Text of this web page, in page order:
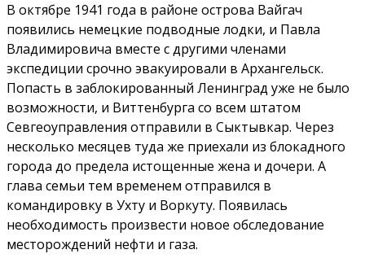
В октябре 1941 года в районе острова Вайгач
появились немецкие подводные лодки, и Павла
Владимировича вместе с другими членами
экспедиции срочно эвакуировали в Архангельск.
Попасть в заблокированный Ленинград уже не было
возможности, и Виттенбурга со всем штатом
Севгеоуправления отправили в Сыктывкар. Через
несколько месяцев туда же приехали из блокадного
города до предела истощенные жена и дочери. А
глава семьи тем временем отправился в
командировку в Ухту и Воркуту. Появилась
необходимость произвести новое обследование
месторождений нефти и газа.